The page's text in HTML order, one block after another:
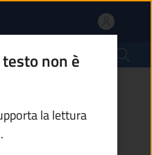
scheda).
sostitutiva di
non è
la lettura